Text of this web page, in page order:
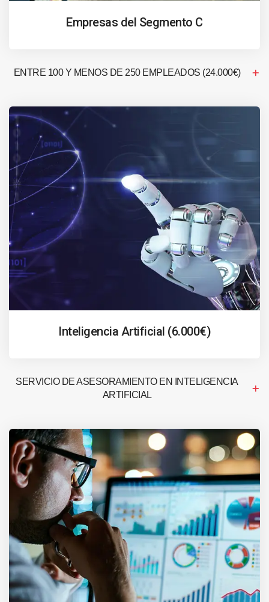
Empresas del Segmento C
ENTRE 100 Y MENOS DE 250 EMPLEADOS (24.000€)
Inteligencia Artificial (6.000€)
SERVICIO DE ASESORAMIENTO EN INTELIGENCIA
ARTIFICIAL